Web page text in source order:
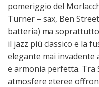
pomeriggio del
Turner – sax, Ben
batteria) ma
il jazz più classico e la
elegante mai invadente
e armonia perfetta. Tra
atmosfere eteree